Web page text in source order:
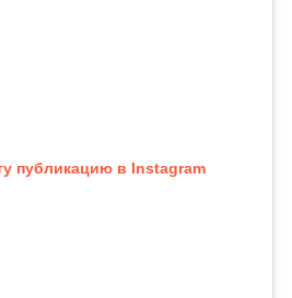
публикацию в Instagram